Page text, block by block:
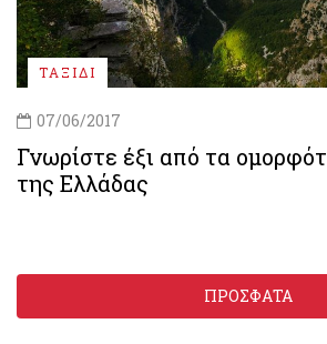
ΤΑΞΙΔΙ
07/06/2017
Γνωρίστε έξι από τα
της Ελλάδας
ΠΡΟΣΦΑΤΑ